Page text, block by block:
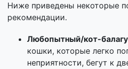
Ниже приведены некоторые
рекомендации.
Любопытный/кот-
кошки, которые легко
неприятности, бегут к